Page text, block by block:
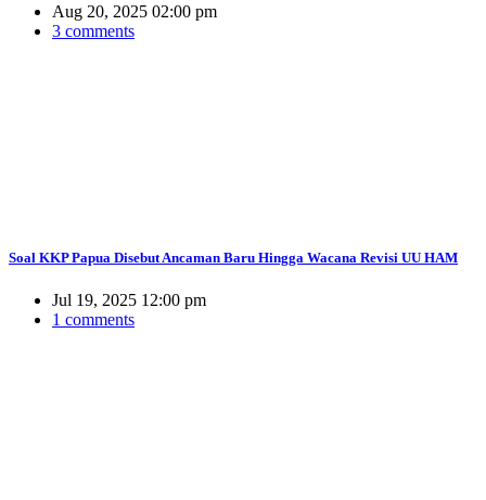
Aug 20, 2025 02:00 pm
3 comments
Soal KKP Papua Disebut Ancaman Baru Hingga Wacana Revisi UU HAM
Jul 19, 2025 12:00 pm
1 comments